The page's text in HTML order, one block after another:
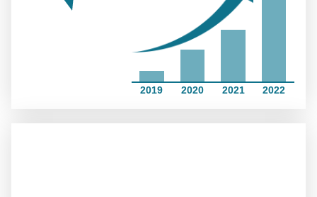
2019 2020 2021 2022